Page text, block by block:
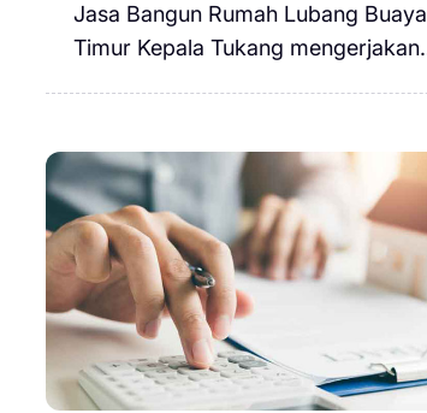
Jasa Bangun Rumah Lubang
Timur Kepala Tukang